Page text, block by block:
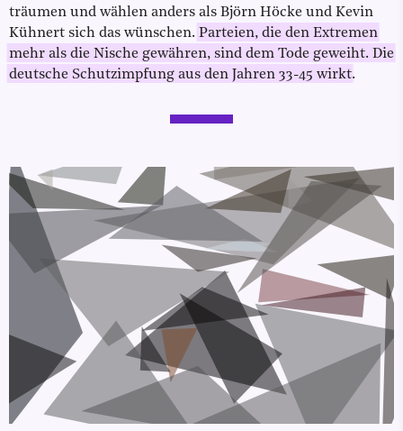
träumen und wählen anders als Björn Höcke und Kevin
Kühnert sich das wünschen. Parteien, die den Extremen
mehr als die Nische gewähren, sind dem Tode geweiht. Die
deutsche Schutzimpfung aus den Jahren 33-45 wirkt.